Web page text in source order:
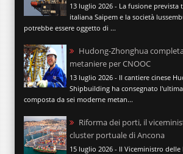
13 luglio 2026 - La fusione prevista
italiana Saipem e la società
potrebbe essere oggetto di ...
Hudong-Zhonghua
metaniere per CNOOC
13 luglio 2026 - Il cantiere cinese
Shipbuilding ha consegnato
composta da sei moderne metan...
Riforma dei porti, il
cluster portuale di Ancona
15 luglio 2026 - Il Viceministro